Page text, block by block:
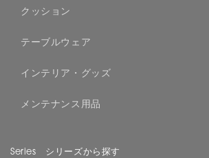
クッション
テーブルウェア
インテリア・グッズ
メンテナンス用品
Series シリーズから探す